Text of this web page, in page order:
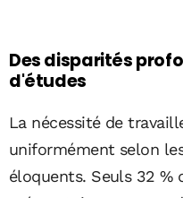
Des disparités
d'études
La nécessité de
uniformément selon
éloquents. Seuls 32 %